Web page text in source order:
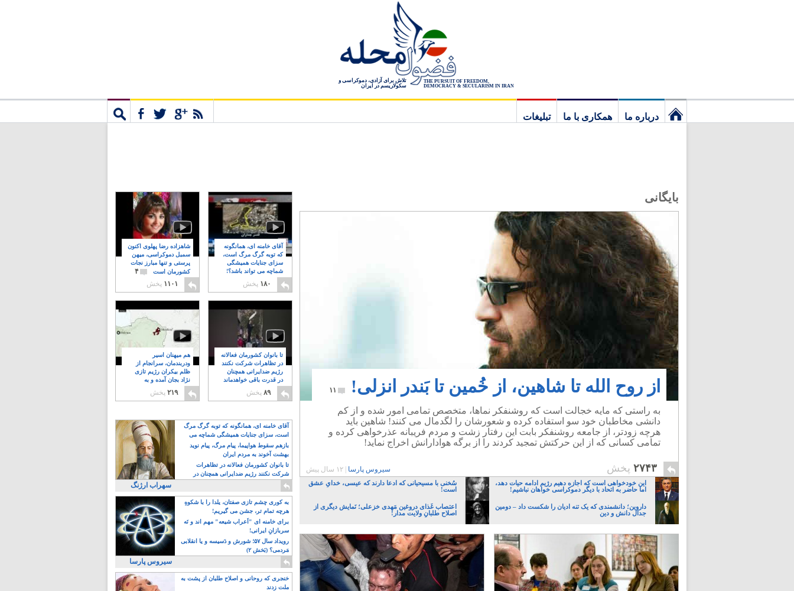
THE PURSUIT OF FREEDOM,
DEMOCRACY & SECULARISM IN IRAN
تلاش برای آزادی، دموکراسی و
سکولاریسم در ایران
درباره ما همکاری با ما
تبلیغات
بایگانی
از روح الله تا شاهین، از خُمین تا بَندر انزلی! ۱۱
به راستی که مایه خجالت است که روشنفکر نماها، متخصص تمامی امور شده و از کم
دانشی مخاطبان خود سو استفاده کرده و شعورشان را لگدمال می کنند! شاهین باید
هرچه زودتر، از جامعه روشنفکر بابت این رفتار زشت و مردم فریبانه عذرخواهی کرده و
تمامی کسانی که از این حرکتش تمجید کردند را از برگه هوادارانش اخراج نماید!
۲۷۴۳ پخش سیروس پارسا ۱۲ سال پیش
این خودخواهی است که اجازه دهیم رژیم ادامه حیات دهد،
اما حاضر به اتحاد با دیگر دموکراسی خواهان نباشیم!
سُخنی با مسیحیانی که ادعا دارند که عیسی، خدایِ عشق
است!
داروین؛ دانشمندی که یک تنه ادیان را شکست داد – دومین
جدال دانش و دین
اعتصاب غَذای دروغین مَهدی خزعلی؛ نَمایش دیگری از
اصلاح طلبانِ ولایت مدار!
شاهزاده رضا پهلوی اکنون
سمبل دموکراسی، میهن
پرستی و تنها مبارز نجات
کشورمان است
۴
۱۱۰۱ پخش
آقای خامنه ای، همانگونه
که توبه گرگ مرگ است،
سزای جنایات همیشگی
شماچه می تواند باشد؟!
۸
۱۸۰ پخش
هم میهنان اسیر
ودربندمان، سرانجام از
ظلم بیکران رژیم تازی
نژاد بجان آمده و به
۲۱۹ پخش
تا بانوان کشورمان فعالانه
در تظاهرات شرکت نکنند
رژیم ضدایرانی همچنان
در قدرت باقی خواهدماند
۸
۸۹ پخش
آقای خامنه ای، همانگونه که توبه گرگ مرگ
است، سزای جنایات همیشگی شماچه می
تواند باشد؟!
بازهم سقوط هواپیما، پیام مرگ، پیام نوید
بهشت آخوند به مردم ایران
تا بانوان کشورمان فعالانه در تظاهرات
شرکت نکنند رژیم ضدایرانی همچنان در
قدرت باقی خواهدماند
سهراب ارژنگ
به کوری چشم تازی صفتان، یلدا را با شکوهِ
هرچه تمام تر، جشن می گیریم!
برای خامنه ای "اَعراب شیعه" مهم اند و نَه
سربازانِ ایرانی!
رویداد سال ۵۷؛ شورش و دَسیسه و یا انقلابی
مَردمی؟ (بَخش ۲)
سیروس پارسا
خنجری که روحانی و اصلاح طلبان از پشت به
ملت زدند